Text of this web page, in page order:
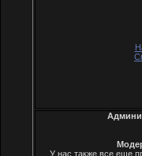
У нас также все еще